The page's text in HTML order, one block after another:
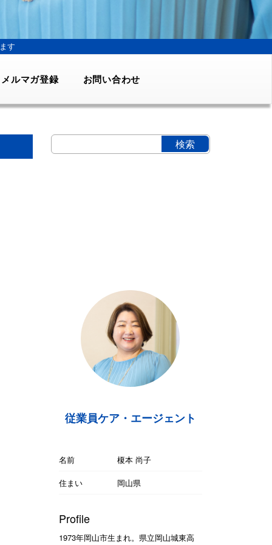
す
メルマガ登録 お問い合わせ
従業員ケア・エージェント
名前
榎本 尚子
住まい
岡山県
Profile
1973年岡山市生まれ。県立岡山城東高